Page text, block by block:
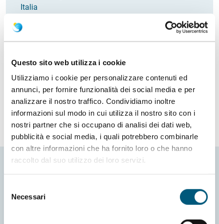
Questo sito web utilizza i cookie
Utilizziamo i cookie per personalizzare contenuti ed
annunci, per fornire funzionalità dei social media e per
analizzare il nostro traffico. Condividiamo inoltre
informazioni sul modo in cui utilizza il nostro sito con i
nostri partner che si occupano di analisi dei dati web,
pubblicità e social media, i quali potrebbero combinarle
con altre informazioni che ha fornito loro o che hanno
raccolto dal suo utilizzo dei loro servizi.
delNecessari
Italia
Come arrivare